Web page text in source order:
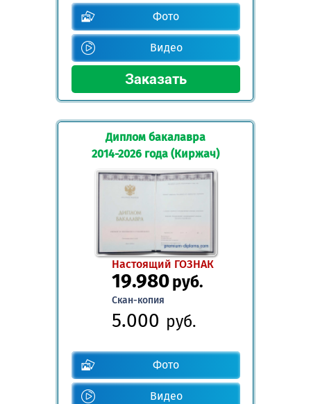
Фото
Видео
Диплом бакалавра
2014-2026 года (Киржач)
Настоящий ГОЗНАК
19.980руб.
Скан-копия
5.000 руб.
Фото
Видео